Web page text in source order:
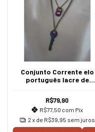
Conjunto Corrente elo
português lacre de
R$79,90
R$77,50 com Pix
2 x de R$39,95 sem juros